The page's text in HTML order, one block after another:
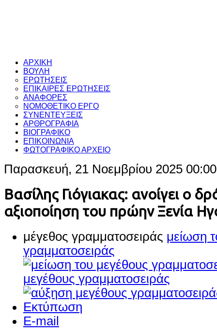
ΑΡΧΙΚΗ
ΒΟΥΛΗ
ΕΡΩΤΗΣΕΙΣ
ΕΠΙΚΑΙΡΕΣ ΕΡΩΤΗΣΕΙΣ
ΑΝΑΦΟΡΕΣ
ΝΟΜΟΘΕΤΙΚΟ ΕΡΓΟ
ΣΥΝΕΝΤΕΥΞΕΙΣ
ΑΡΘΡΟΓΡΑΦΙΑ
ΒΙΟΓΡΑΦΙΚΟ
ΕΠΙΚΟΙΝΩΝΙΑ
ΦΩΤΟΓΡΑΦΙΚΟ ΑΡΧΕΙΟ
Παρασκευή, 21 Νοεμβρίου 2025 00:00
Βασίλης Γιόγιακας: ανοίγει ο
αξιοποίηση του πρώην Ξενία
μέγεθος γραμματοσειράς μείωση
γραμματοσειράς
μεγέθους γραμματοσειράς
Εκτύπωση
E-mail